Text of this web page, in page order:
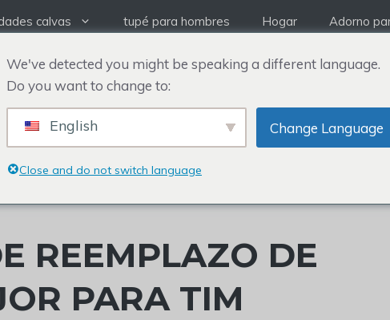
calvas tupé para hombres Hogar Adorno
REEMPLAZO DE
PARA TIM
We've detected you might be speaking a different language.
Do you want to change to:
English Change Language
Close and do not switch language